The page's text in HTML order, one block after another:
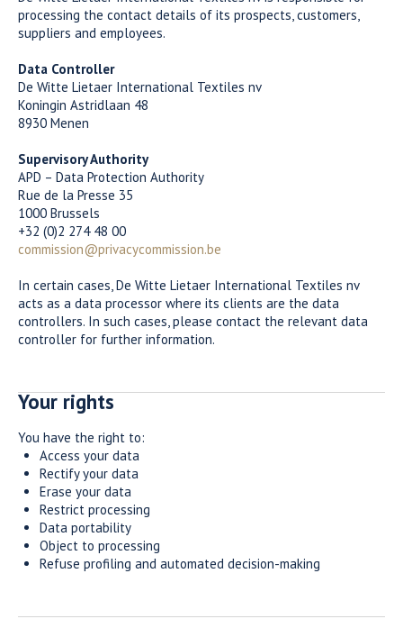
processing the contact details of its prospects, customers,
suppliers and employees.
Data Controller
De Witte Lietaer International Textiles nv
Koningin Astridlaan 48
8930 Menen
Supervisory Authority
APD – Data Protection Authority
Rue de la Presse 35
1000 Brussels
+32 (0)2 274 48 00
commission@privacycommission.be
In certain cases, De Witte Lietaer International Textiles nv
acts as a data processor where its clients are the data
controllers. In such cases, please contact the relevant data
controller for further information.
Your rights
You have the right to:
Access your data
Rectify your data
Erase your data
Restrict processing
Data portability
Object to processing
Refuse profiling and automated decision-making